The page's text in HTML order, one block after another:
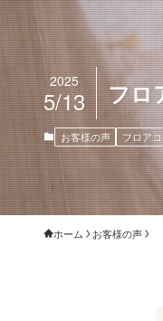
フロ
2025
5/13
お客様の声 フロア
ホーム お客様の声